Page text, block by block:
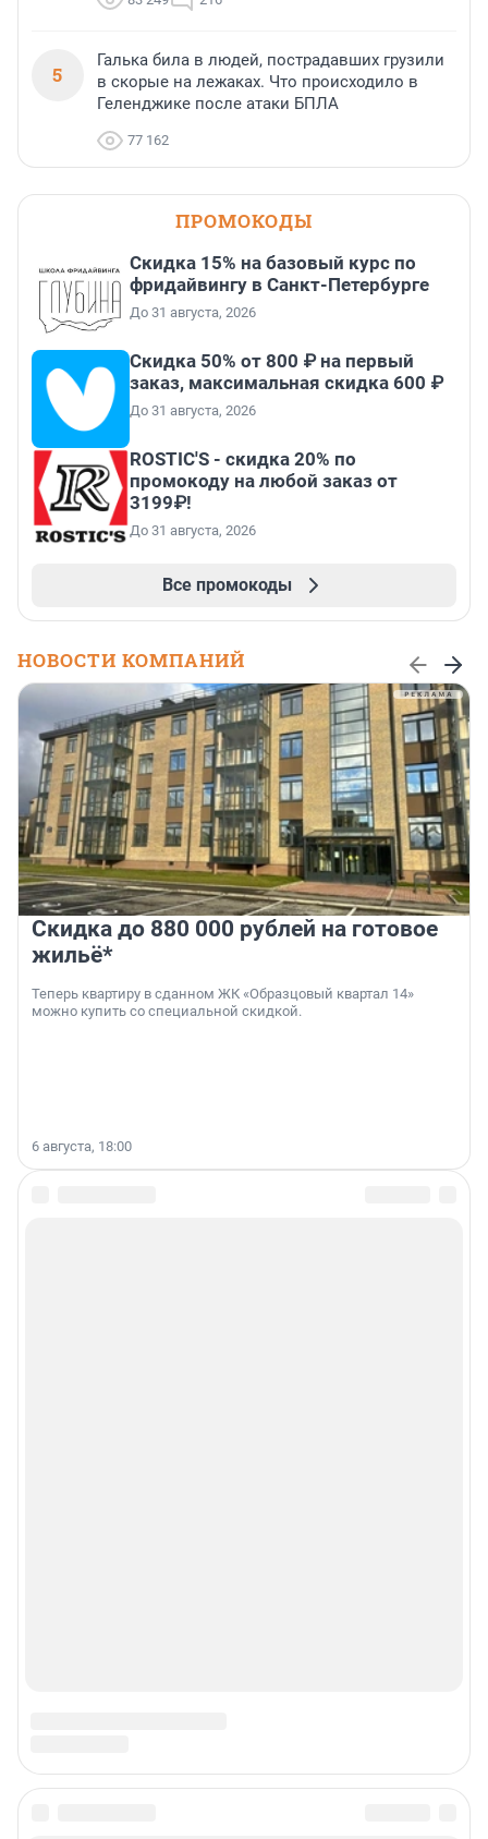
5
Галька била в людей, пострадавших грузили
в скорые на лежаках. Что происходило в
Геленджике после атаки БПЛА
77 162
ПРОМОКОДЫ
Скидка 15% на базовый курс по
фридайвингу в Санкт-Петербурге
До 31 августа, 2026
Скидка 50% от 800 ₽ на первый
заказ, максимальная скидка 600 ₽
До 31 августа, 2026
ROSTIC'S - скидка 20% по
промокоду на любой заказ от
3199₽!
До 31 августа, 2026
Все промокоды
НОВОСТИ КОМПАНИЙ
Скидка до 880 000 рублей на готовое
жильё*
Теперь квартиру в сданном ЖК «Образцовый квартал 14»
можно купить со специальной скидкой.
6 августа, 18:00